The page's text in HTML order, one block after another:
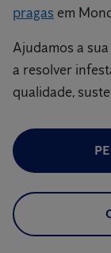
pragas em
Ajudamos a
a resolver
qualidade,